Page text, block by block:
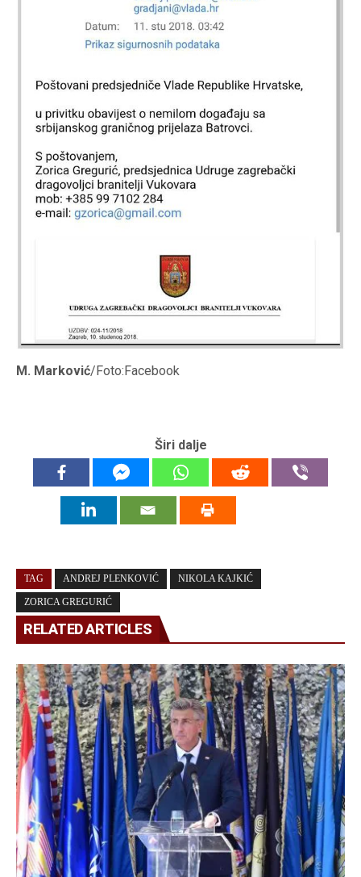
M. Marković/Foto:Facebook
Širi dalje
TAG ANDREJ PLENKOVIĆ NIKOLA KAJKIĆ
ZORICA GREGURIĆ
RELATED ARTICLES